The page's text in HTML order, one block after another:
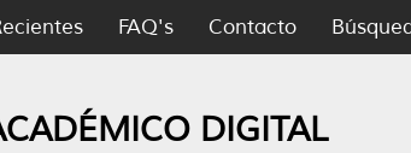
FAQ's Contacto
DIGITAL